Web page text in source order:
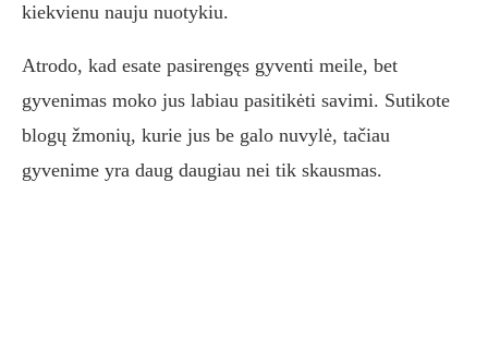
kiekvienu nauju nuotykiu.
Atrodo, kad esate pasirengęs gyventi meile, bet
gyvenimas moko jus labiau pasitikėti savimi. Sutikote
blogų žmonių, kurie jus be galo nuvylė, tačiau
gyvenime yra daug daugiau nei tik skausmas.